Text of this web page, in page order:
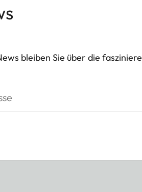
bleiben Sie über die